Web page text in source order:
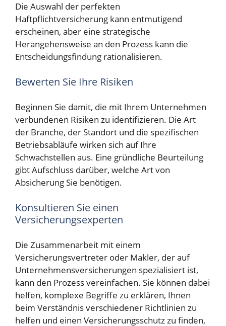
Die Auswahl der perfekten
Haftpflichtversicherung kann entmutigend
erscheinen, aber eine strategische
Herangehensweise an den Prozess kann die
Entscheidungsfindung rationalisieren.
Bewerten Sie Ihre Risiken
Beginnen Sie damit, die mit Ihrem Unternehmen
verbundenen Risiken zu identifizieren. Die Art
der Branche, der Standort und die spezifischen
Betriebsabläufe wirken sich auf Ihre
Schwachstellen aus. Eine gründliche Beurteilung
gibt Aufschluss darüber, welche Art von
Absicherung Sie benötigen.
Konsultieren Sie einen
Versicherungsexperten
Die Zusammenarbeit mit einem
Versicherungsvertreter oder Makler, der auf
Unternehmensversicherungen spezialisiert ist,
kann den Prozess vereinfachen. Sie können dabei
helfen, komplexe Begriffe zu erklären, Ihnen
beim Verständnis verschiedener Richtlinien zu
helfen und einen Versicherungsschutz zu finden,